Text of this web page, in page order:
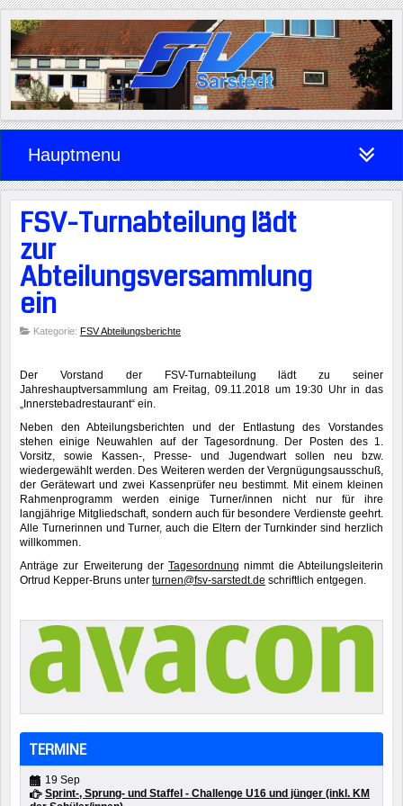
Hauptmenu
FSV-Turnabteilung lädt
zur
Abteilungsversammlung
ein
Kategorie: FSV Abteilungsberichte
Der Vorstand der FSV-Turnabteilung lädt zu seiner
Jahreshauptversammlung am Freitag, 09.11.2018 um 19:30 Uhr in das
„Innerstebadrestaurant“ ein.
Neben den Abteilungsberichten und der Entlastung des Vorstandes
stehen einige Neuwahlen auf der Tagesordnung. Der Posten des 1.
Vorsitz, sowie Kassen-, Presse- und Jugendwart sollen neu bzw.
wiedergewählt werden. Des Weiteren werden der Vergnügungsausschuß,
der Gerätewart und zwei Kassenprüfer neu bestimmt. Mit einem kleinen
Rahmenprogramm werden einige Turner/innen nicht nur für ihre
langjährige Mitgliedschaft, sondern auch für besondere Verdienste geehrt.
Alle Turnerinnen und Turner, auch die Eltern der Turnkinder sind herzlich
willkommen.
Anträge zur Erweiterung derTagesordnung nimmt die Abteilungsleiterin
Ortrud Kepper-Bruns unter turnen@fsv-sarstedt.de schriftlich entgegen.
TERMINE
19 Sep
Sprint-, Sprung- und Staffel - Challenge U16 und jünger (inkl. KM